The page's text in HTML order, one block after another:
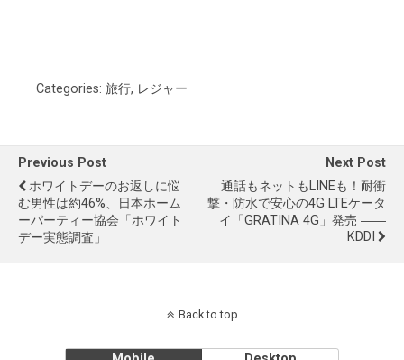
Categories: 旅行, レジャー
Previous Post
ホワイトデーのお返しに悩
む男性は約46%、日本ホーム
ーパーティー協会「ホワイト
デー実態調査」
Next Post
通話もネットもLINEも！耐衝
撃・防水で安心の4G LTEケータ
イ「GRATINA 4G」発売 ――
KDDI
Back to top